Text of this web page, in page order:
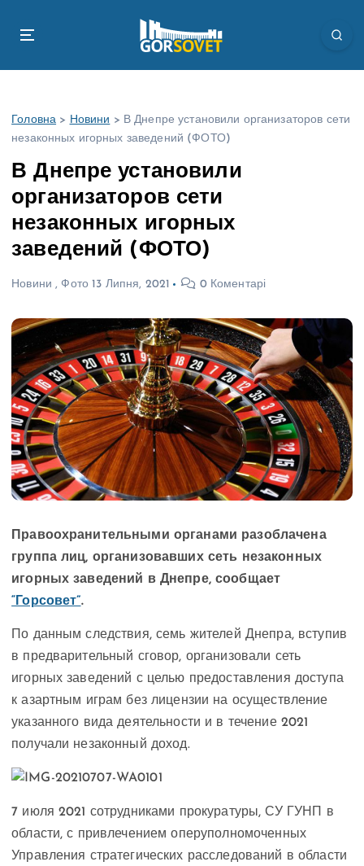
Головна > Новини > В Днепре установили организаторов сети
незаконных игорных заведений (ФОТО)
В Днепре установили
организаторов сети
незаконных игорных
заведений (ФОТО)
Новини , Фото 13 Липня, 2021 0 Коментарі
Правоохранительными органами разоблачена
группа лиц, организовавших сеть незаконных
игорных заведений в Днепре, сообщает
“Горсовет”.
По данным следствия, семь жителей Днепра, вступив
в предварительный сговор, организовали сеть
игорных заведений с целью предоставления доступа
к азартным играм без лицензии на осуществление
указанного вида деятельности и в течение 2021
получали незаконный доход.
7 июля 2021 сотрудниками прокуратуры, СУ ГУНП в
области, с привлечением оперуполномоченных
Управления стратегических расследований в области